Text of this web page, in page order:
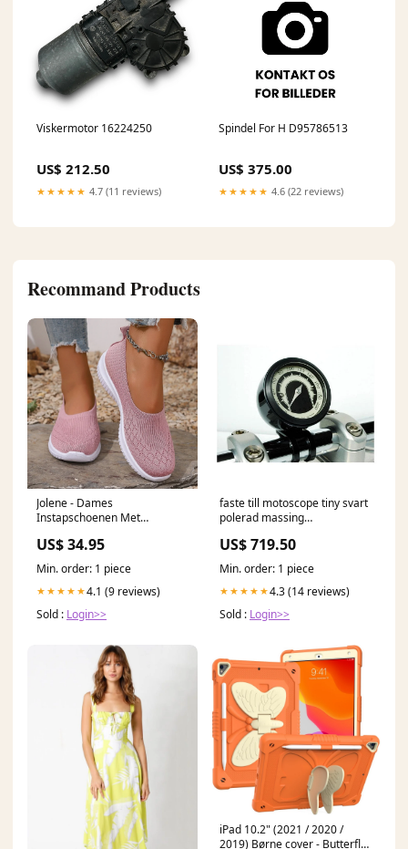
Viskermotor 16224250
US$ 212.50
★★★★★ 4.7 (11 reviews)
Spindel For H D95786513
US$ 375.00
★★★★★ 4.6 (22 reviews)
Recommand Products
Jolene - Dames
Instapschoenen Met
US$ 34.95
Min. order: 1 piece
★★★★★4.1 (9 reviews)
Sold : Login>>
faste till motoscope tiny svart
polerad massing
US$ 719.50
Min. order: 1 piece
★★★★★4.3 (14 reviews)
Sold : Login>>
iPad 10.2" (2021 / 2020 /
2019) Børne cover - Butterfly